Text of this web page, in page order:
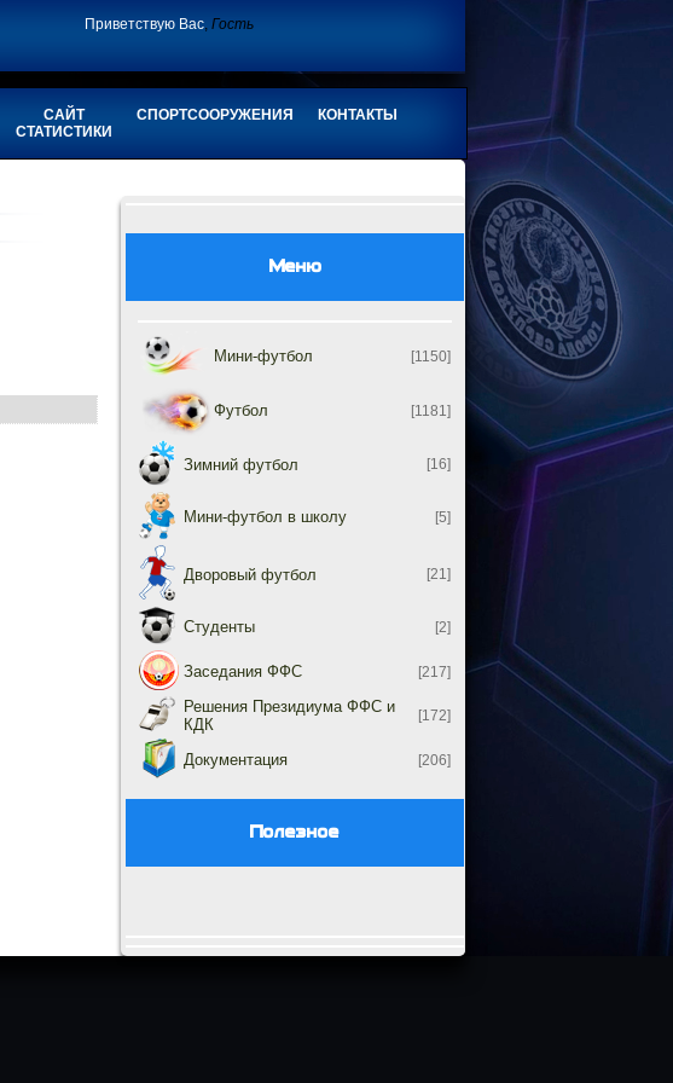
Приветствую Вас,Гость
САЙТ
СТАТИСТИКИ
СПОРТСООРУЖЕНИЯ КОНТАКТЫ
Меню
Мини-футбол [1150]
Футбол [1181]
Зимний футбол [16]
Мини-футбол в школу [5]
Дворовый футбол [21]
Студенты [2]
Заседания ФФС [217]
Решения Президиума ФФС и
КДК
[172]
Документация [206]
Полезное